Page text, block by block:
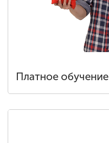
Платное обучение